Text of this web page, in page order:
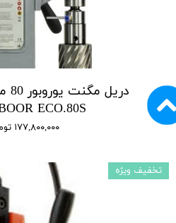
ECO.80S
۱۷۷,۸۰۰,۰۰۰ تومان
تخفیف ویژه